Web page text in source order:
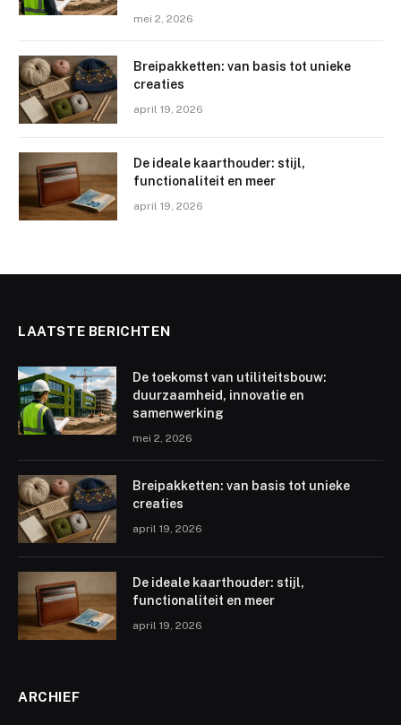
mei 2, 2026
Breipakketten: van basis tot unieke
creaties
april 19, 2026
De ideale kaarthouder: stijl,
functionaliteit en meer
april 19, 2026
LAATSTE BERICHTEN
De toekomst van utiliteitsbouw:
duurzaamheid, innovatie en
samenwerking
mei 2, 2026
Breipakketten: van basis tot unieke
creaties
april 19, 2026
De ideale kaarthouder: stijl,
functionaliteit en meer
april 19, 2026
ARCHIEF